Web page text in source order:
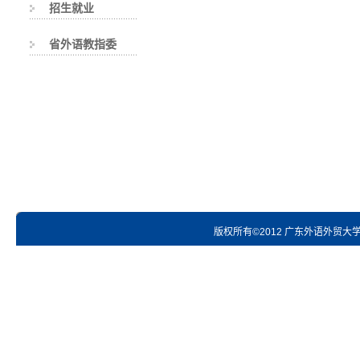
招生就业
省外语教指委
版权所有©2012 广东外语外贸大